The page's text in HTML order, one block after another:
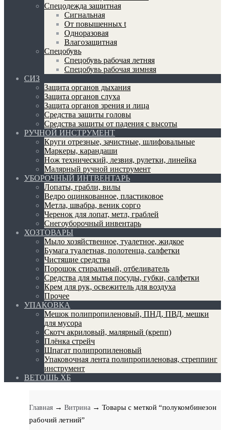
Спецодежда защитная
Сигнальная
От повышенных t
Одноразовая
Влагозащитная
Спецобувь
Спецобувь рабочая летняя
Спецобувь рабочая зимняя
СИЗ
Защита органов дыхания
Защита органов слуха
Защита органов зрения и лица
Средства защиты головы
Средства защиты от падения с высоты
РУЧНОЙ ИНСТРУМЕНТ
Круги отрезные, зачистные, шлифовальные
Маркеры, карандаши
Нож технический, лезвия, рулетки, линейка
Малярный ручной инструмент
УБОРОЧНЫЙ ИНТВЕНТАРЬ
Лопаты, грабли, вилы
Ведро оцинкованное, пластиковое
Метла, швабра, веник сорго
Черенок для лопат, метл, граблей
Снегоуборочный инвентарь
ХОЗТОВАРЫ
Мыло хозяйственное, туалетное, жидкое
Бумага туалетная, полотенца, салфетки
Чистящие средства
Порошок стиральный, отбеливатель
Средства для мытья посуды, губки, салфетки
Крем для рук, освежитель для воздуха
Прочее
УПАКОВКА
Мешок полипропиленовый, ПНД, ПВД, мешки
для мусора
Скотч акриловый, малярный (крепп)
Плёнка стрейч
Шпагат полипропиленовый
Упаковочная лента полипропиленовая, стреппинг
инструмент
ВЕТОШЬ ХБ
Главная → Витрина → Товары с меткой “полукомбинезон
рабочий летний”